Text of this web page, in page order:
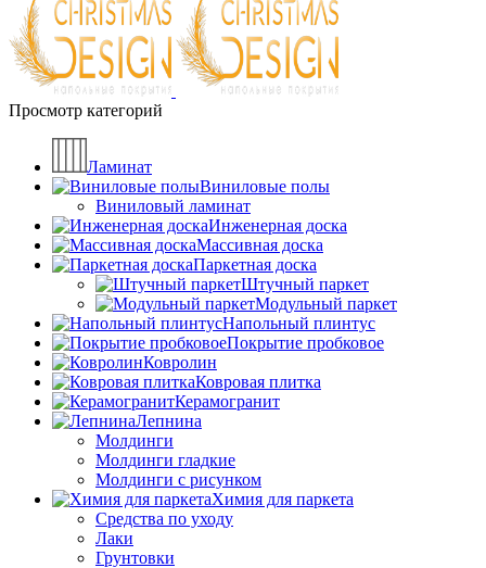
Просмотр категорий
Ламинат
Виниловые полы
Виниловый ламинат
Инженерная доска
Массивная доска
Паркетная доска
Штучный паркет
Модульный паркет
Напольный плинтус
Покрытие пробковое
Ковролин
Ковровая плитка
Керамогранит
Лепнина
Молдинги
Молдинги гладкие
Молдинги с рисунком
Химия для паркета
Средства по уходу
Лаки
Грунтовки